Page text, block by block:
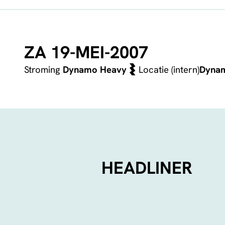
ZA 19-MEI-2007
Stroming Dynamo Heavy Locatie (intern)
HEADLINER